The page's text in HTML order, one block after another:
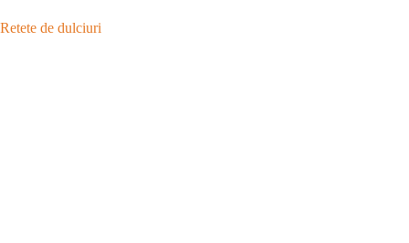
Retete de dulciuri